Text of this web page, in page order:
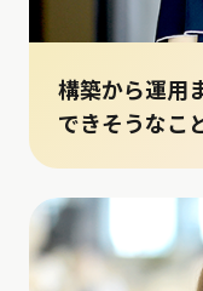
構築から運用
できそうなこ